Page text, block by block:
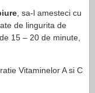
, sa-l amesteci cu
de lingurita de
15 – 20 de minute,
Vitaminelor A si C